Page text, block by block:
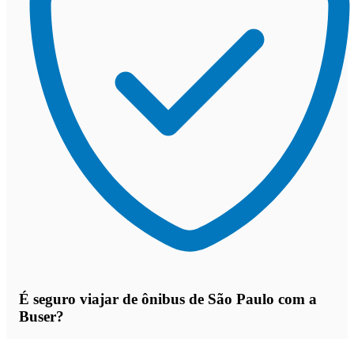
É seguro viajar de ônibus de São Paulo com a
Buser?